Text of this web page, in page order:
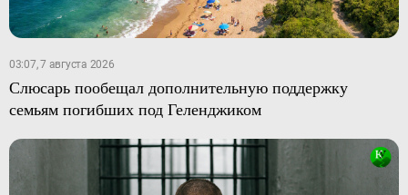
03:07, 7 августа 2026
Слюсарь пообещал дополнительную поддержку
семьям погибших под Геленджиком